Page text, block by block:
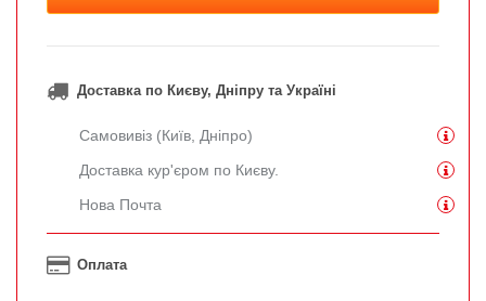
Доставка по Києву, Дніпру та Україні
Самовивіз (Київ, Дніпро)
Доставка кур'єром по Києву.
Нова Почта
Оплата